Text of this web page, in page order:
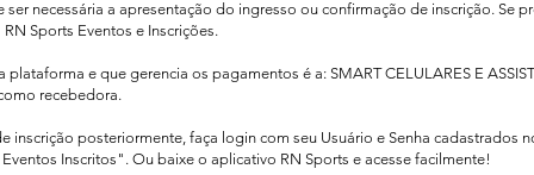
necessária a apresentação do ingresso ou confirmação de inscrição. Se
Sports Eventos e Inscrições.
e que gerencia os pagamentos é a: SMART CELULARES E
recebedora.​
inscrição posteriormente, faça login com seu Usuário e Senha cadastrados
Inscritos". Ou baixe o aplicativo RN Sports e acesse facilmente!